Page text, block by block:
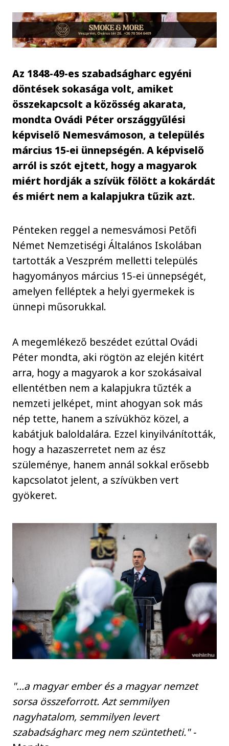
Az 1848-49-es szabadságharc egyéni
döntések sokasága volt, amiket
összekapcsolt a közösség akarata,
mondta Ovádi Péter országgyűlési
képviselő Nemesvámoson, a település
március 15-ei ünnepségén. A képviselő
arról is szót ejtett, hogy a magyarok
miért hordják a szívük fölött a kokárdát
és miért nem a kalapjukra tűzik azt.
Pénteken reggel a nemesvámosi Petőfi
Német Nemzetiségi Általános Iskolában
tartották a Veszprém melletti település
hagyományos március 15-ei ünnepségét,
amelyen felléptek a helyi gyermekek is
ünnepi műsorukkal.
A megemlékező beszédet ezúttal Ovádi
Péter mondta, aki rögtön az elején kitért
arra, hogy a magyarok a kor szokásaival
ellentétben nem a kalapjukra tűzték a
nemzeti jelképet, mint ahogyan sok más
nép tette, hanem a szívükhöz közel, a
kabátjuk baloldalára. Ezzel kinyilvánították,
hogy a hazaszerretet nem az ész
szüleménye, hanem annál sokkal erősebb
kapcsolatot jelent, a szívükben vert
gyökeret.
"...a magyar ember és a magyar nemzet
sorsa összeforrott. Azt semmilyen
nagyhatalom, semmilyen levert
szabadságharc meg nem szüntetheti." -